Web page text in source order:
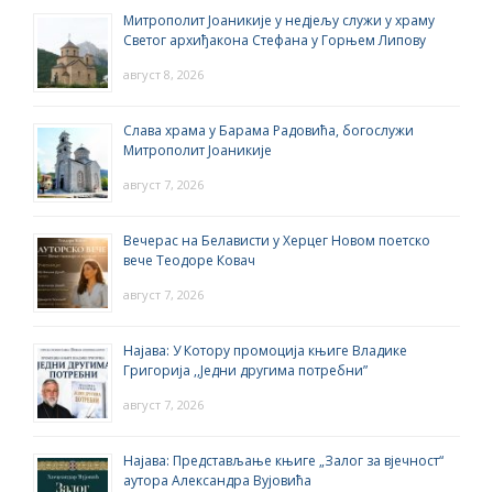
Митрополит Јоаникије у недјељу служи у храму
Светог архиђакона Стефана у Горњем Липову
август 8, 2026
Слава храма у Барама Радовића, богослужи
Митрополит Јоаникије
август 7, 2026
Вечерас на Белависти у Херцег Новом поетско
вече Теодоре Ковач
август 7, 2026
Најава: У Котору промоција књиге Владике
Григорија ,,Једни другима потребни”
август 7, 2026
Најава: Представљање књиге „Залог за вјечност“
аутора Александра Вујовића